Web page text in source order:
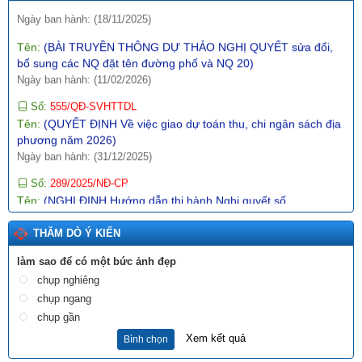
Tên: (QUYẾT ĐỊNH Về việc giao dự toán thu, chi ngân sách địa
phương năm 2026)
Ngày ban hành: (31/12/2025)
Số: 289/2025/NĐ-CP
Tên: (NGHỊ ĐỊNH Hướng dẫn thi hành Nghị quyết số
197/2025/QH15 ngày 17 tháng 5 năm 2025 của Quốc hội về
một số cơ chế, chính sách đặc biệt tạo đột phá trong xây dựng
và tổ chức thi hành pháp luật)
Ngày ban hành: (10/12/2025)
Số:1987/SVHTTDL-VP
Tên:(V/v định hướng nội dung phổ biến, giáo dục pháp luật
tháng 6 năm 2026)
Tên:(BÀI TRUYỀN THÔNG DỰ THẢO NGHỊ QUYẾT QUY
ĐỊNH NỘI DUNG, MỨC CHI MỘT SỐ HOẠT ĐỘNG VĂN HÓA,
NGHỆ THUẬT TRÊN ĐỊA BÀN TỈNH LAI CHÂU)
Ngày ban hành: (12/11/2025)
THĂM DÒ Ý KIẾN
làm sao để có một bức ảnh đẹp
chụp nghiêng
chụp ngang
chụp gần
Bình chọn Xem kết quả